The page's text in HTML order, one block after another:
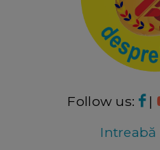
Follow us: |
Intreabă